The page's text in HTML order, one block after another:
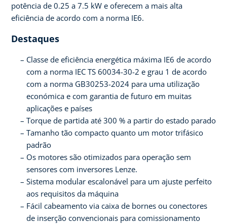
potência de 0.25 a 7.5 kW e oferecem a mais alta
eficiência de acordo com a norma IE6.
Destaques
Classe de eficiência energética máxima IE6 de acordo
com a norma IEC TS 60034-30-2 e grau 1 de acordo
com a norma GB30253-2024 para uma utilização
económica e com garantia de futuro em muitas
aplicações e países
Torque de partida até 300 % a partir do estado parado
Tamanho tão compacto quanto um motor trifásico
padrão
Os motores são otimizados para operação sem
sensores com inversores Lenze.
Sistema modular escalonável para um ajuste perfeito
aos requisitos da máquina
Fácil cabeamento via caixa de bornes ou conectores
de inserção convencionais para comissionamento